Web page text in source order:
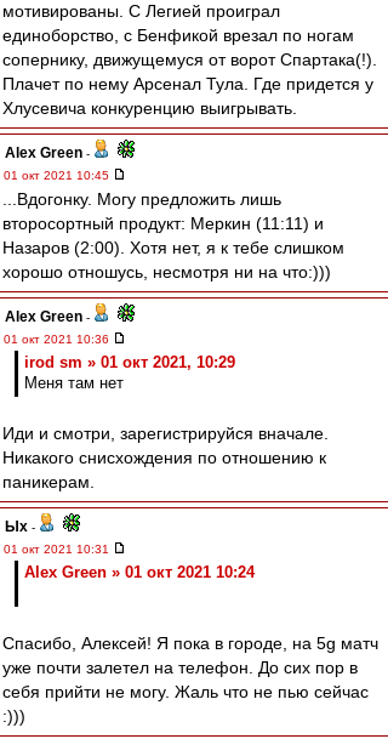
мотивированы. С Легией проиграл
единоборство, с Бенфикой врезал по ногам
сопернику, движущемуся от ворот Спартака(!).
Плачет по нему Арсенал Тула. Где придется у
Хлусевича конкуренцию выигрывать.
Alex Green -
01 окт 2021 10:45
...Вдогонку. Могу предложить лишь
второсортный продукт: Меркин (11:11) и
Назаров (2:00). Хотя нет, я к тебе слишком
хорошо отношусь, несмотря ни на что:)))
Alex Green -
01 окт 2021 10:36
irod sm » 01 окт 2021, 10:29
Меня там нет
Иди и смотри, зарегистрируйся вначале.
Никакого снисхождения по отношению к
паникерам.
Ых -
01 окт 2021 10:31
Alex Green » 01 окт 2021 10:24
Спасибо, Алексей! Я пока в городе, на 5g матч
уже почти залетел на телефон. До сих пор в
себя прийти не могу. Жаль что не пью сейчас
:)))